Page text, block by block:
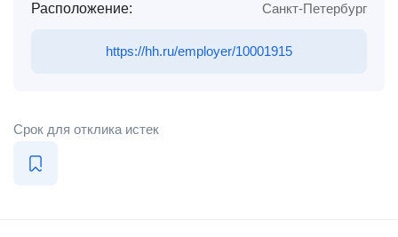
Расположение: Санкт-Петербург
https://hh.ru/employer/10001915
Срок для отклика истек